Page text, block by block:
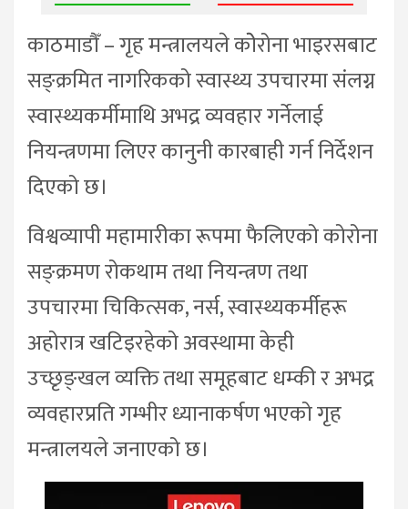
काठमाडौँ – गृह मन्त्रालयले कोेरोना भाइरसबाट
सङ्क्रमित नागरिकको स्वास्थ्य उपचारमा संलग्न
स्वास्थ्यकर्मीमाथि अभद्र व्यवहार गर्नेलाई
नियन्त्रणमा लिएर कानुनी कारबाही गर्न निर्देशन
दिएको छ।
विश्वव्यापी महामारीका रूपमा फैलिएको कोरोना
सङ्क्रमण रोकथाम तथा नियन्त्रण तथा
उपचारमा चिकित्सक, नर्स, स्वास्थ्यकर्मीहरू
अहोरात्र खटिइरहेको अवस्थामा केही
उच्छृङ्खल व्यक्ति तथा समूहबाट धम्की र अभद्र
व्यवहारप्रति गम्भीर ध्यानाकर्षण भएको गृह
मन्त्रालयले जनाएको छ।